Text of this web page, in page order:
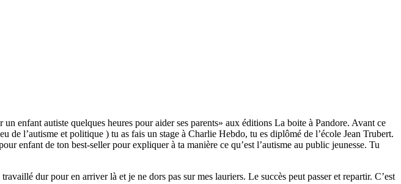
enfant autiste quelques heures pour aider ses parents» aux éditions La boite à Pandore. Avant ce
l’autisme et politique ) tu as fais un stage à Charlie Hebdo, tu es diplômé de l’école Jean Trubert.
enfant de ton best-seller pour expliquer à ta manière ce qu’est l’autisme au public jeunesse. Tu
dur pour en arriver là et je ne dors pas sur mes lauriers. Le succès peut passer et repartir. C’est